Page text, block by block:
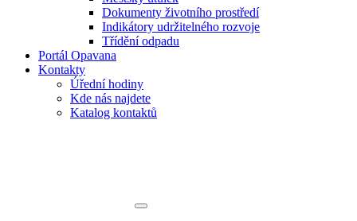
Dokumenty životního prostředí
Indikátory udržitelného rozvoje
Třídění odpadu
Portál Opavana
Kontakty
Úřední hodiny
Kde nás najdete
Katalog kontaktů